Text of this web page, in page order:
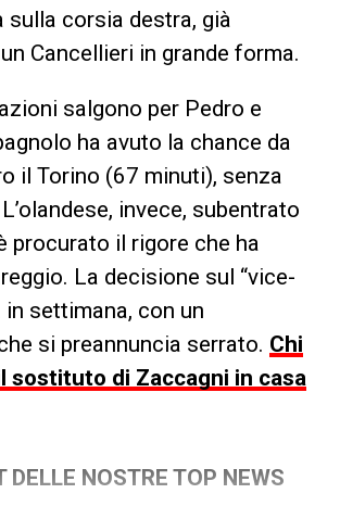
sulla corsia destra, già
Cancellieri in grande forma.
salgono per Pedro e
ha avuto la chance da
il Torino (67 minuti), senza
invece, subentrato
procurato il rigore che ha
La decisione sul “vice-
in settimana, con un
si preannuncia serrato. Chi
sostituto di Zaccagni in casa
DELLE NOSTRE TOP NEWS